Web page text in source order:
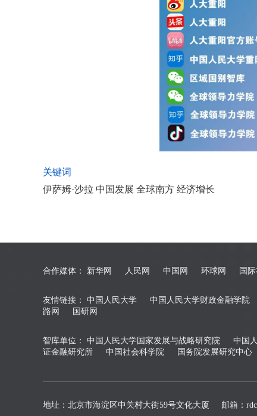
关键词
伊萨姆·沙拉 中国发展 全球南方 经济增长
合作媒体： 新华网 人民网 中国网 环球网 国
友情链接： 中国人民大学 中国人民大学财政金融学院
路网
国研网
智库单位： 中国人民大学国家发展与战略研究院 中国
证金融研究所
中国社会科学院 国务院发展研究中心
地址：北京市海淀区中关村大街59号文化大厦 邮箱：